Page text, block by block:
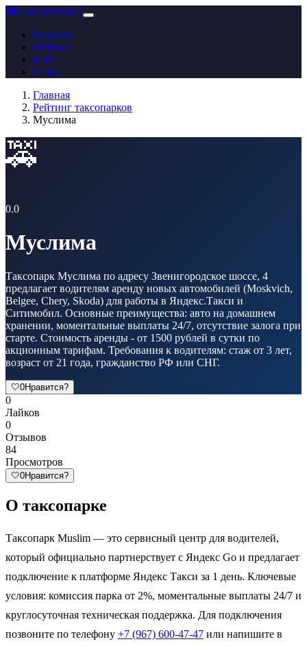
🚕ТаксоРейтинг
Главная
Рейтинг
Блог
О нас
Главная
Рейтинг таксопарков
Муслима
🚕
0.0
Муслима
Таксопарк Муслима по адресу Звенигородское шоссе, 4
предлагает водителям аренду новых автомобилей (Moskvich,
Belgee, Chery, Skoda) для работы в Яндекс.Такси и
Ситимобил. Основные преимущества: авто на домашнем
хранении, моментальные выплаты 24/7, отсутствие залога при
старте. Стоимость аренды - от 1500 рублей в сутки по
акционным тарифам. Требования к водителям: стаж от 3 лет,
возраст от 21 года, гражданство РФ или СНГ.
🤍0Нравится?
0
Лайков
0
Отзывов
84
Просмотров
🤍0Нравится?
О таксопарке
Таксопарк Muslim — это сервисный центр для водителей,
который официально партнерствует с Яндекс Go и предлагает
подключение к платформе Яндекс Такси за 1 день. Ключевые
условия: комиссия парка от 2%, моментальные выплаты 24/7 и
круглосуточная техническая поддержка. Для подключения
позвоните по телефону +7 (967) 600-47-47 или напишите в